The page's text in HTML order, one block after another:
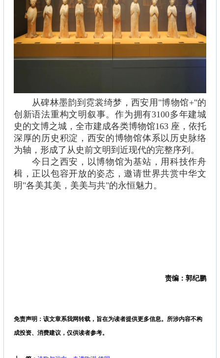
从碑林墨韵到霓裳绮梦，西安用"博物馆+"的
创新语法重构文明叙事。作为拥有3100多年建城
史的文博之城，全市建成各类博物馆163 座，依托
深厚的历史积淀，西安的博物馆体系以历史脉络
为轴，形成了从史前文明到近现代的完整序列。
今日之西安，以博物馆为基站，用科技作舟
楫，正以包容开放的姿态，邀请世界共赏中华文
明"各美其美，美美与共"的永恒魅力。
责编：郭纪鹏
免责声明：该文章系我网转载，旨在为读者提供更多信息。所涉内容不构
成投资、消费建议，仅供读者参考。